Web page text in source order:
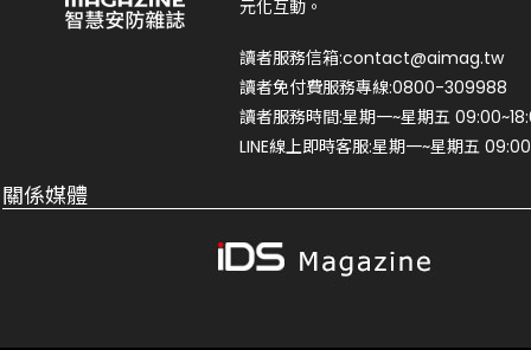
元化互動。
讀者服務信箱:contact@aimag.tw
讀者免付費服務專線:0800-309988
讀者服務時間:星期一~星期五
LINE線上即時客服:星期一~星期五
關係媒體